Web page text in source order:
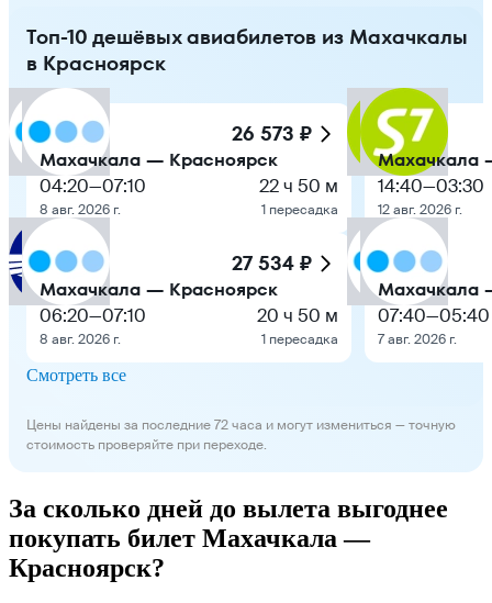
Топ-10 дешёвых авиабилетов из Махачкалы
в Красноярск
26 573 ₽
Махачкала — Красноярск
04:20—07:10
8 авг. 2026 г.
22 ч 50 м
1 пересадка
27 534 ₽
Махачкала — Красноярск
06:20—07:10
8 авг. 2026 г.
20 ч 50 м
1 пересадка
Махачкала
14:40—03:30
12 авг. 2026 г.
Махачкала
07:40—05:40
7 авг. 2026 г.
Смотреть все
Цены найдены за последние 72 часа и могут измениться — точную
стоимость проверяйте при переходе.
За сколько дней до вылета выгоднее
покупать билет Махачкала —
Красноярск?